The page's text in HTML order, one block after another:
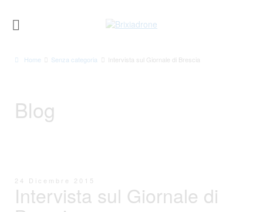
Home Senza categoria Intervista sul Giornale di Brescia
Blog
24 Dicembre 2015
Intervista sul Giornale di